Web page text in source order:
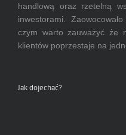
handlową oraz rzetelną
inwestorami.
czym warto zauważyć że
klientów poprzestaje na
Jak dojechać?